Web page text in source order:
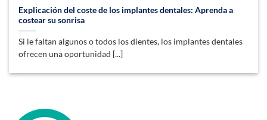
Explicación del coste de los implantes dentales: Aprenda a
costear su sonrisa
Si le faltan algunos o todos los dientes, los implantes dentales
ofrecen una oportunidad [...]